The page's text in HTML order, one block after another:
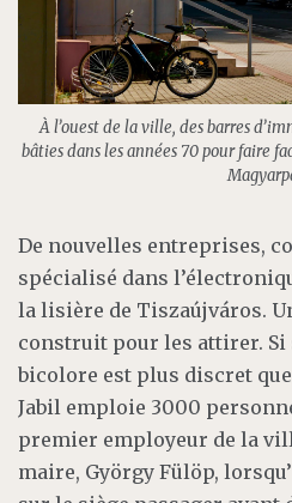
À l’ouest de la ville, des barres
bâties dans les années 70 pour faire
De nouvelles entreprises,
spécialisé dans
la lisière de Tiszaújváros.
construit pour les attirer.
bicolore est plus discret
Jabil emploie 3000
premier employeur de la
maire, György Fülöp,